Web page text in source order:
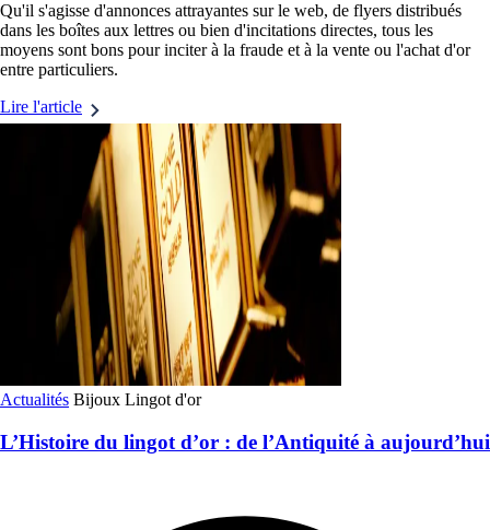
Qu'il s'agisse d'annonces attrayantes sur le web, de flyers distribués
dans les boîtes aux lettres ou bien d'incitations directes, tous les
moyens sont bons pour inciter à la fraude et à la vente ou l'achat d'or
entre particuliers.
Lire l'article
Actualités Bijoux Lingot d'or
L’Histoire du lingot d’or : de l’Antiquité à aujourd’hui